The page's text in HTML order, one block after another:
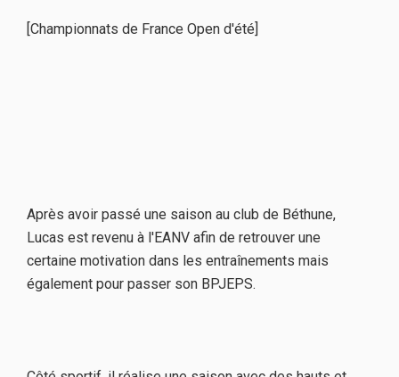
[Championnats de France Open d'été]
Après avoir passé une saison au club de Béthune,
Lucas est revenu à l'EANV afin de retrouver une
certaine motivation dans les entraînements mais
également pour passer son BPJEPS.